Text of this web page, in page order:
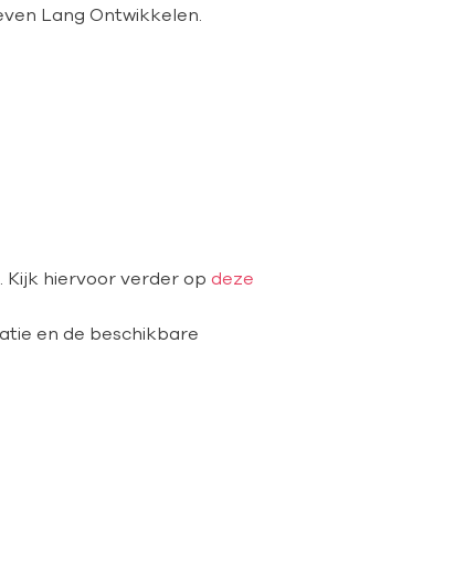
Lang Ontwikkelen.
Kijk hiervoor verder op deze
en de beschikbare